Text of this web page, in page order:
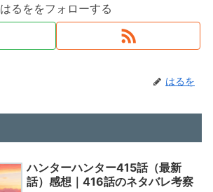
はるををフォローする
はるを
ハンターハンター415話（最新
話）感想｜416話のネタバレ考察